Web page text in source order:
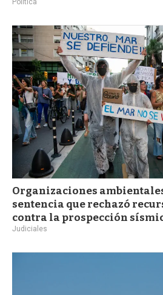
Política
Organizaciones
sentencia que rechazó
contra la prospección
Judiciales